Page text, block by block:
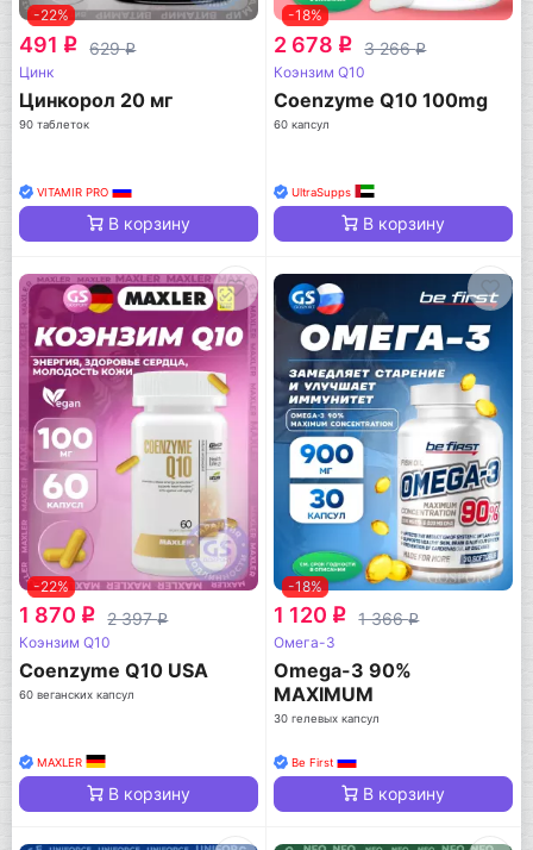
-22%
491 q 629q
Цинк
Цинкорол 20 мг
90 таблеток
VITAMIR PRO
В корзину
-18%
2 678 q 3 266q
Коэнзим Q10
Coenzyme Q10 100mg
60 капсул
UltraSupps
В корзину
-22%
1 870 q 2 397q
Коэнзим Q10
Coenzyme Q10 USA
60 веганских капсул
MAXLER
В корзину
-18%
1 120 q 1 366q
Омега-3
Omega-3 90%
MAXIMUM
CONCENTRATION
30 гелевых капсул
Be First
В корзину